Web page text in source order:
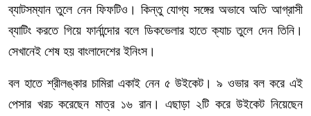
ব্যাটসম্যান তুলে নেন ফিফটিও। কিন্তু যোগ্য সঙ্গের অভাবে অতি আগ্রাসী
ব্যাটিং করতে গিয়ে ফার্নান্দোর বলে ডিকভেলার হাতে ক্যাচ তুলে দেন তিনি।
সেখানেই শেষ হয় বাংলাদেশের ইনিংস।
বল হাতে শ্রীলঙ্কার চামিরা একাই নেন ৫ উইকেট। ৯ ওভার বল করে এই
পেসার খরচ করেছেন মাত্র ১৬ রান। এছাড়া ২টি করে উইকেট নিয়েছেন